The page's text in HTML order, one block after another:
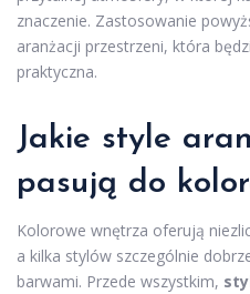
znaczenie. Zastosowanie
aranżacji przestrzeni, która
praktyczna.
Jakie style
pasują do
Kolorowe wnętrza oferują
a kilka stylów szczególnie
barwami. Przede wszystkim,